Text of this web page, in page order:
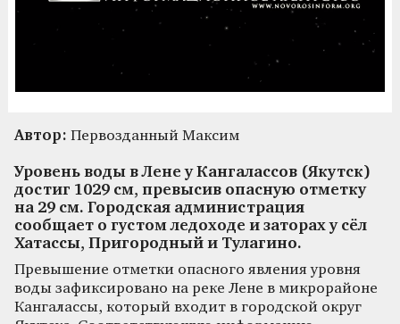
Автор: Первозданный Максим
Уровень воды в Лене у Кангалассов (Якутск)
достиг 1029 см, превысив опасную отметку
на 29 см. Городская администрация
сообщает о густом ледоходе и заторах у сёл
Хатассы, Пригородный и Тулагино.
Превышение отметки опасного явления уровня
воды зафиксировано на реке Лене в микрорайоне
Кангалассы, который входит в городской округ